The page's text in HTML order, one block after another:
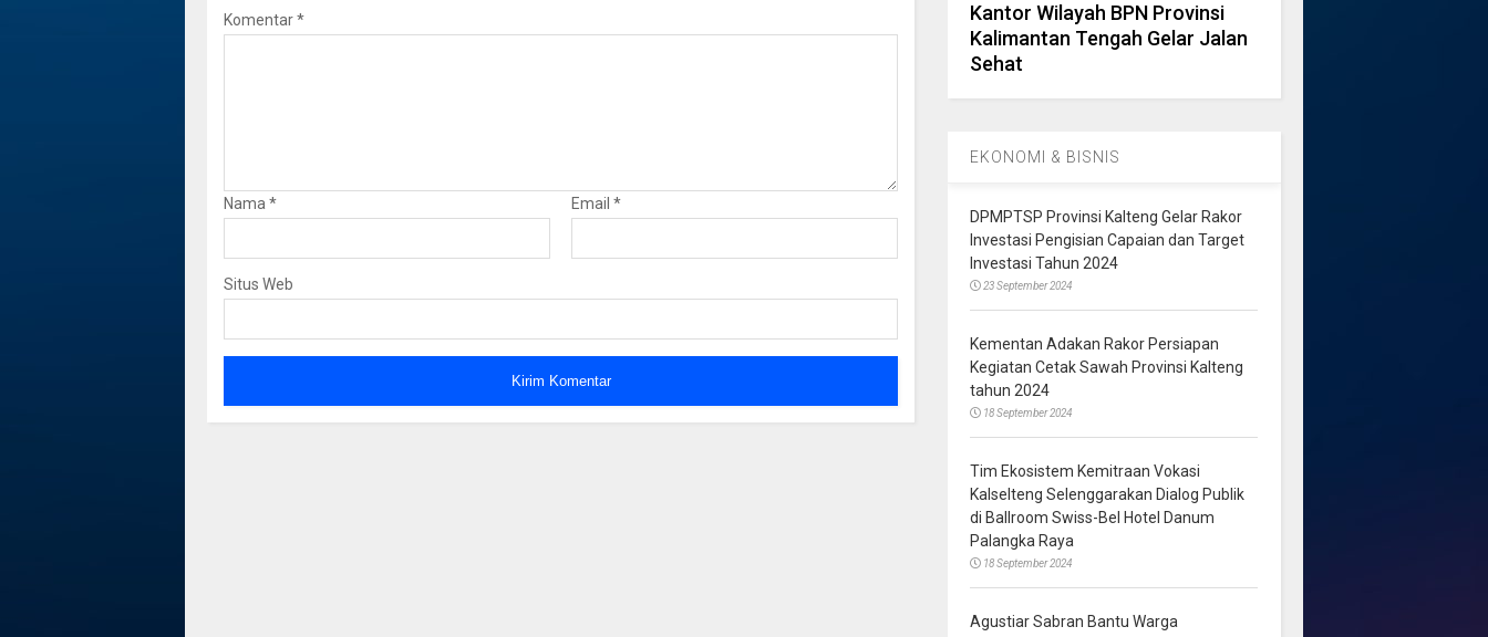
Komentar*
Nama * Email *
Situs Web
Kantor Wilayah BPN Provinsi
Kalimantan Tengah Gelar Jalan
Sehat
EKONOMI & BISNIS
DPMPTSP Provinsi Kalteng Gelar Rakor
Investasi Pengisian Capaian dan Target
Investasi Tahun 2024
23 September 2024
Kementan Adakan Rakor Persiapan
Kegiatan Cetak Sawah Provinsi Kalteng
tahun 2024
18 September 2024
Tim Ekosistem Kemitraan Vokasi
Kalselteng Selenggarakan Dialog Publik
di Ballroom Swiss-Bel Hotel Danum
Palangka Raya
18 September 2024
Agustiar Sabran Bantu Warga